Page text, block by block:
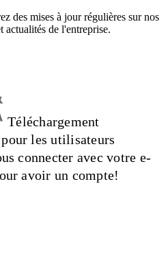
des mises à jour régulières sur nos
actualités de l'entreprise.
Téléchargement
les utilisateurs
connecter avec votre e-
avoir un compte!